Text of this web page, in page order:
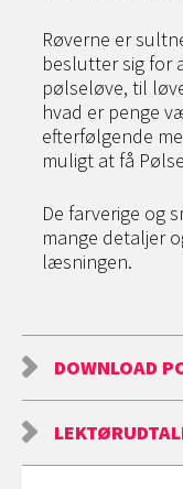
Røverne er
beslutter sig for
pølseløve, til
hvad er penge
efterfølgende
muligt at få
De farverige og
mange detaljer
læsningen.
DOWNLOAD